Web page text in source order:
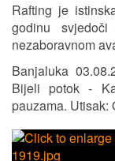
Rafting je
godinu
nezaboravnom
Banjaluka
Bijeli potok -
pauzama. Utisak: